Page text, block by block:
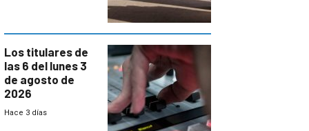
Los titulares de
las 6 del lunes 3
de agosto de
2026
Hace 3 días